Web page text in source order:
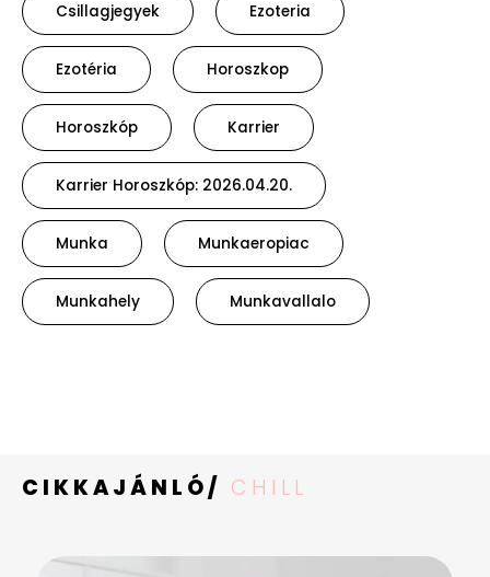
Csillagjegyek Ezoteria
Ezotéria Horoszkop
Horoszkóp Karrier
Karrier Horoszkóp: 2026.04.20.
Munka Munkaeropiac
Munkahely Munkavallalo
CIKKAJÁNLÓ/ CHILL